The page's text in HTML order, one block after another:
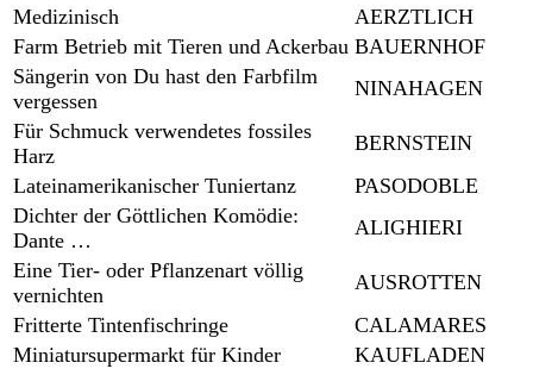
Medizinisch
AERZTLICH
Farm Betrieb mit Tieren und Ackerbau BAUERNHOF
Sängerin von Du hast den Farbfilm
vergessen
NINAHAGEN
Für Schmuck verwendetes fossiles
Harz
BERNSTEIN
Lateinamerikanischer Tuniertanz
PASODOBLE
Dichter der Göttlichen Komödie:
Dante …
ALIGHIERI
Eine Tier- oder Pflanzenart völlig
vernichten
AUSROTTEN
Fritterte Tintenfischringe
CALAMARES
Miniatursupermarkt für Kinder
KAUFLADEN